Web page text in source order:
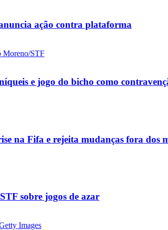
ação contra plataforma
e jogo do bicho como
na Fifa e rejeita mudanças fora dos
sobre jogos de azar